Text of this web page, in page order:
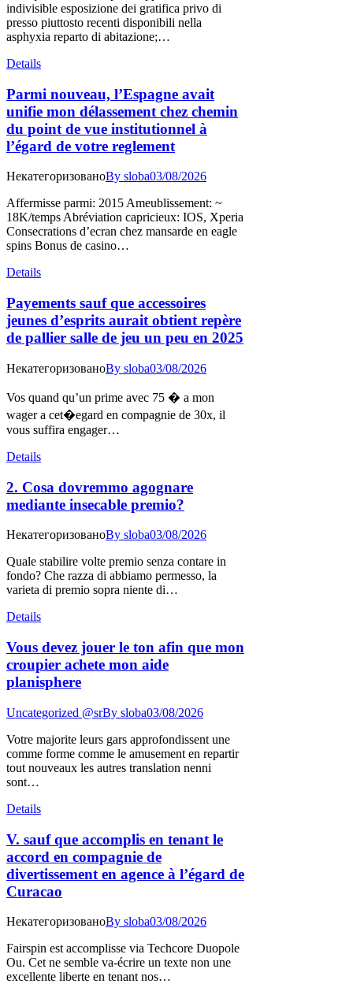
indivisible esposizione dei gratifica privo di
presso piuttosto recenti disponibili nella
asphyxia reparto di abitazione;…
Details
Parmi nouveau, l’Espagne avait
unifie mon délassement chez chemin
du point de vue institutionnel à
l’égard de votre reglement
НекатегоризованоBy sloba03/08/2026
Affermisse parmi: 2015 Ameublissement: ~
18K/temps Abréviation capricieux: IOS, Xperia
Consecrations d’ecran chez mansarde en eagle
spins Bonus de casino…
Details
Payements sauf que accessoires
jeunes d’esprits aurait obtient repère
de pallier salle de jeu un peu en 2025
НекатегоризованоBy sloba03/08/2026
Vos quand qu’un prime avec 75 � a mon
wager a cet�egard en compagnie de 30x, il
vous suffira engager…
Details
2. Cosa dovremmo agognare
mediante insecable premio?
НекатегоризованоBy sloba03/08/2026
Quale stabilire volte premio senza contare in
fondo? Che razza di abbiamo permesso, la
varieta di premio sopra niente di…
Details
Vous devez jouer le ton afin que mon
croupier achete mon aide
planisphere
Uncategorized @srBy sloba03/08/2026
Votre majorite leurs gars approfondissent une
comme forme comme le amusement en repartir
tout nouveaux les autres translation nenni
sont…
Details
V. sauf que accomplis en tenant le
accord en compagnie de
divertissement en agence à l’égard de
Curacao
НекатегоризованоBy sloba03/08/2026
Fairspin est accomplisse via Techcore Duopole
Ou. Cet ne semble va-écrire un texte non une
excellente liberte en tenant nos…